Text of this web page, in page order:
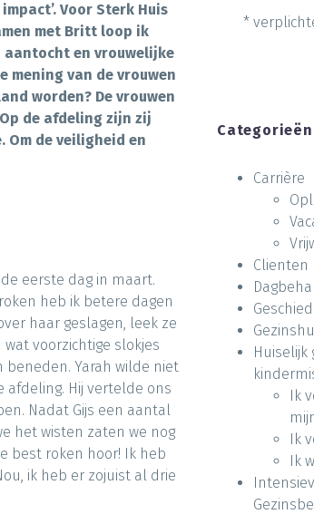
Voor Sterk Huis
met Britt loop ik
aantocht en vrouwelijke
van de vrouwen
worden? De vrouwen
de afdeling zijn zij
Om de veiligheid en
eerste dag in maart.
heb ik betere dagen
haar geslagen, leek ze
voorzichtige slokjes
Yarah wilde niet
afdeling. Hij vertelde ons
Nadat Gijs een aantal
het wisten zaten we nog
best roken hoor! Ik heb
ik heb er zojuist al drie
*
Categorieën
Carrière
Clienten
Huiselijk
Ik
Ik
Ik